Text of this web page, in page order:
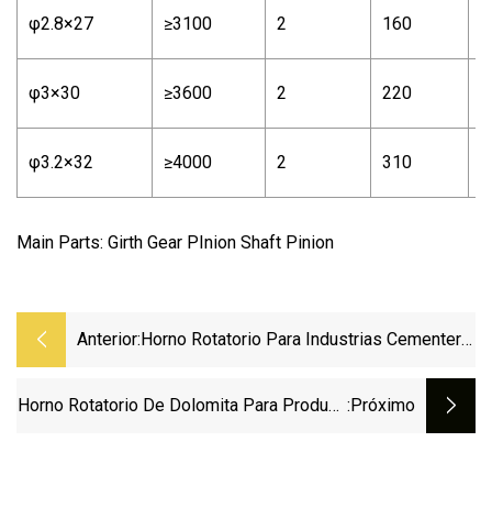
φ2.8×27 ≥3100 2 160
φ3×30 ≥3600 2 220
φ3.2×32 ≥4000 2 310
Main Parts: Girth Gear PInion Shaft Pinion
Anterior: Horno Rotatorio Para Industrias Cementera,
Horno Rotatorio De Dolomita Para Producir :próximo